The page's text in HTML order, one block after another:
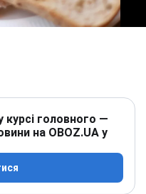
головного —
на OBOZ.UA у